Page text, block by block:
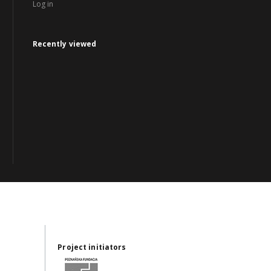
Log in
Recently viewed
Project initiators